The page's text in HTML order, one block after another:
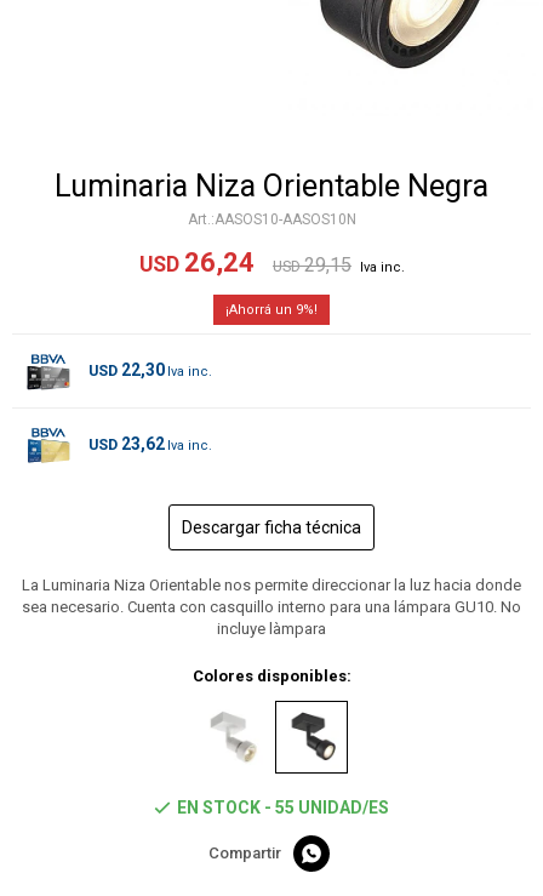
Luminaria Niza Orientable Negra
AASOS10-AASOS10N
USD 26,24 USD 29,15
9
USD 22,30
USD 23,62
Descargar ficha técnica
La Luminaria Niza Orientable nos permite direccionar la luz hacia donde
sea necesario. Cuenta con casquillo interno para una lámpara GU10. No
incluye làmpara
Colores disponibles:
EN STOCK - 55 UNIDAD/ES
